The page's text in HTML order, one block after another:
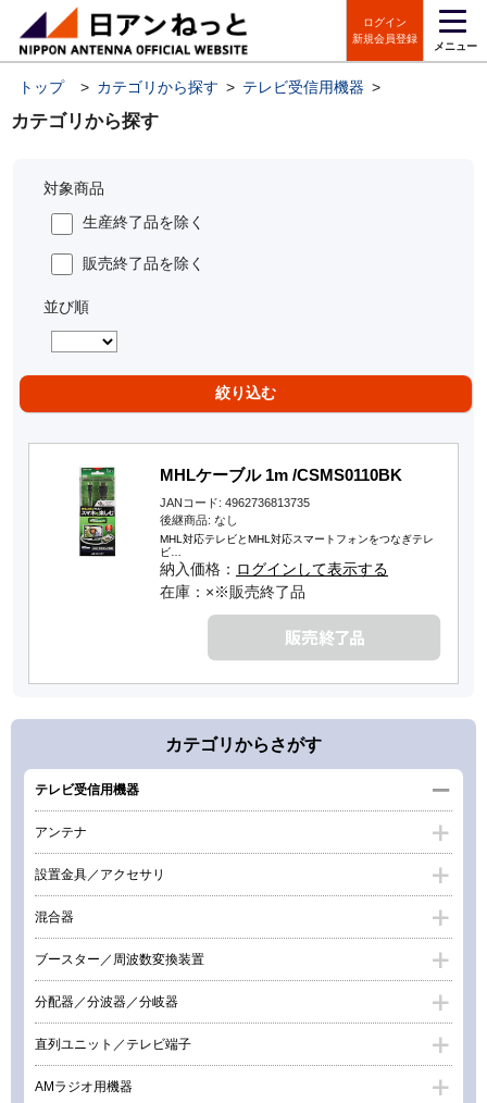
ログイン
新規会員登録
メニュー
カテゴリから探す
トップ > カテゴリから探す > テレビ受信用機器 >
対象商品
生産終了品を除く
販売終了品を除く
並び順
MHLケーブル 1m /CSMS0110BK
JANコード: 4962736813735
後継商品: なし
MHL対応テレビとMHL対応スマートフォンをつなぎテレ
ビ…
納入価格： ログインして表示する
在庫：×※販売終了品
カテゴリからさがす
テレビ受信用機器
アンテナ
設置金具／アクセサリ
混合器
ブースター／周波数変換装置
分配器／分波器／分岐器
直列ユニット／テレビ端子
AMラジオ用機器